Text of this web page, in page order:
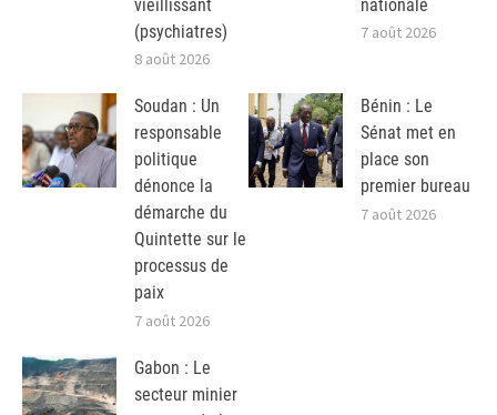
vieillissant
(psychiatres)
8 août 2026
nationale
7 août 2026
Soudan : Un
responsable
politique
dénonce la
démarche du
Quintette sur le
processus de
paix
7 août 2026
Bénin : Le
Sénat met en
place son
premier bureau
7 août 2026
Gabon : Le
secteur minier